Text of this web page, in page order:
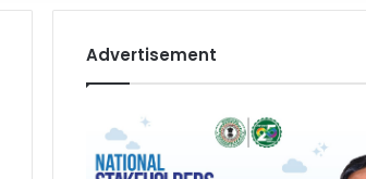
Advertisement